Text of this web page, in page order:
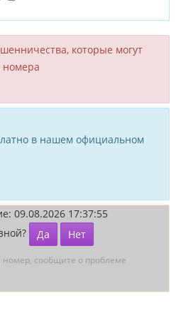
кото­рые могут
номера
в нашем официальном
09.08.2026 17:37:55
Да Нет
сообщите о проблеме